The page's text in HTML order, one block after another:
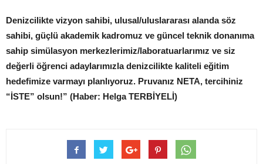
Denizcilikte vizyon sahibi, ulusal/uluslararası alanda söz
sahibi, güçlü akademik kadromuz ve güncel teknik donanıma
sahip simülasyon merkezlerimiz/laboratuarlarımız ve siz
değerli öğrenci adaylarımızla denizcilikte kaliteli eğitim
hedefimize varmayı planlıyoruz. Pruvanız NETA, tercihiniz
“İSTE” olsun!” (Haber: Helga TERBİYELİ)